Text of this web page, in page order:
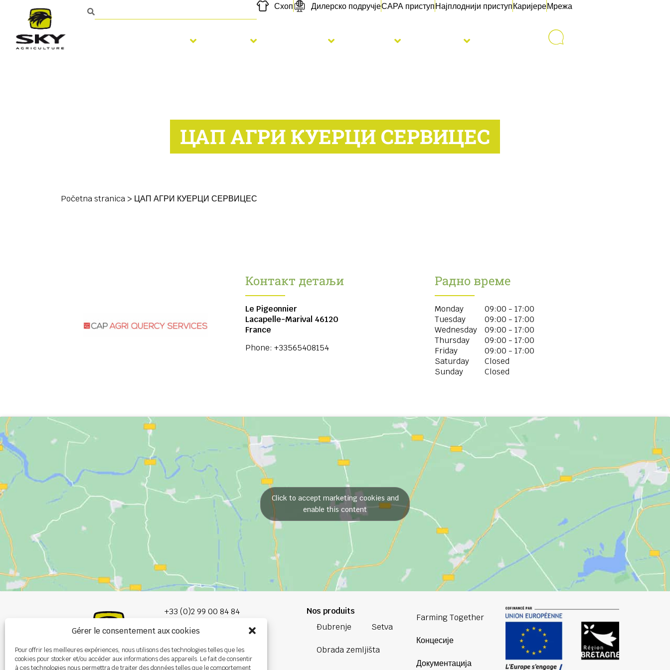
Gérer le consentement aux cookies
Pour offrir les meilleures expériences, nous utilisons des technologies telles que les
cookies pour stocker et/ou accéder aux informations des appareils. Le fait de consentir
à ces technologies nous permettra de traiter des données telles que le comportement
Схоп Дилерско подручјеСАРА приступНајплоднији приступКаријереМрежа
ЦАП АГРИ КУЕРЦИ СЕРВИЦЕС
Početna stranica > ЦАП АГРИ КУЕРЦИ СЕРВИЦЕС
Контакт детаљи
Le Pigeonnier
Lacapelle-Marival 46120
France
Phone: +33565408154
Радно време
Monday
09:00 - 17:00
Tuesday
09:00 - 17:00
Wednesday
09:00 - 17:00
Thursday
09:00 - 17:00
Friday
09:00 - 17:00
Saturday
Closed
Sunday
Closed
Click to accept marketing cookies and
enable this content
+33 (0)2 99 00 84 84
info@burel-group.com
Les Portes de Bretagne
P.A. de la Gaultière,
Nos produits
Đubrenje
Setva
Obrada zemljišta
Farming Together
Концесије
Документација